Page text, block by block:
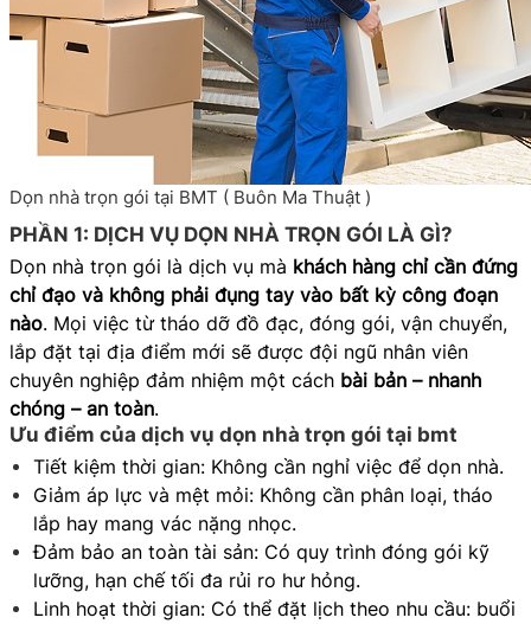
Dọn nhà trọn gói tại BMT ( Buôn Ma Thuật )
PHẦN 1: DỊCH VỤ DỌN NHÀ TRỌN GÓI LÀ GÌ?
Dọn nhà trọn gói là dịch vụ mà khách hàng chỉ cần đứng
chỉ đạo và không phải đụng tay vào bất kỳ công đoạn
nào. Mọi việc từ tháo dỡ đồ đạc, đóng gói, vận chuyển,
lắp đặt tại địa điểm mới sẽ được đội ngũ nhân viên
chuyên nghiệp đảm nhiệm một cách bài bản – nhanh
chóng – an toàn.
Ưu điểm của dịch vụ dọn nhà trọn gói tại bmt
Tiết kiệm thời gian: Không cần nghỉ việc để dọn nhà.
Giảm áp lực và mệt mỏi: Không cần phân loại, tháo
lắp hay mang vác nặng nhọc.
Đảm bảo an toàn tài sản: Có quy trình đóng gói kỹ
lưỡng, hạn chế tối đa rủi ro hư hỏng.
Linh hoạt thời gian: Có thể đặt lịch theo nhu cầu: buổi